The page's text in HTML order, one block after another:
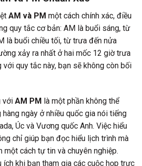
AM và PM một cách chính xác, điều
quy tắc cơ bản: AM là buổi sáng, từ
là buổi chiều tối, từ trưa đến nửa
xảy ra nhất ở hai mốc 12 giờ trưa
quy tắc này, bạn sẽ không còn bối
với AM PM là một phần không thể
ngày ở nhiều quốc gia nói tiếng
Úc và Vương quốc Anh. Việc hiểu
chỉ giúp bạn đọc hiểu lịch trình mà
một cách tự tin và chuyên nghiệp.
khi bạn tham gia các cuộc họp trực